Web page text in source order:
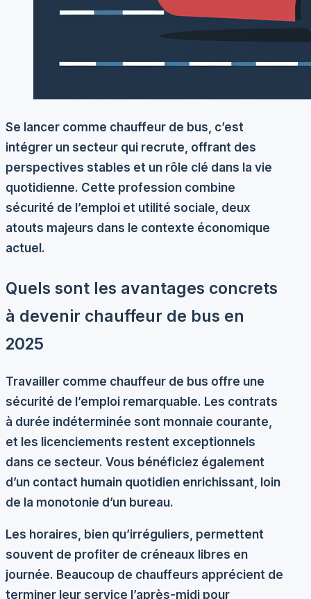
Se lancer comme chauffeur de bus, c’est
intégrer un secteur qui recrute, offrant des
perspectives stables et un rôle clé dans la vie
quotidienne. Cette profession combine
sécurité de l’emploi et utilité sociale, deux
atouts majeurs dans le contexte économique
actuel.
Quels sont les avantages concrets
à devenir chauffeur de bus en
2025
Travailler comme chauffeur de bus offre une
sécurité de l’emploi remarquable. Les contrats
à durée indéterminée sont monnaie courante,
et les licenciements restent exceptionnels
dans ce secteur. Vous bénéficiez également
d’un contact humain quotidien enrichissant, loin
de la monotonie d’un bureau.
Les horaires, bien qu’irréguliers, permettent
souvent de profiter de créneaux libres en
journée. Beaucoup de chauffeurs apprécient de
terminer leur service l’après-midi pour